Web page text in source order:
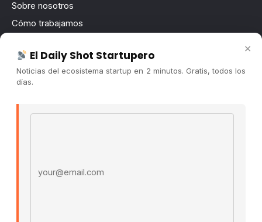
Sobre nosotros
Cómo trabajamos
Contacto
Publicidad
Es La Hora de Aprender ↗
×
El Daily Shot Startupero
Noticias del ecosistema startup en 2 minutos. Gratis, todos los
días.